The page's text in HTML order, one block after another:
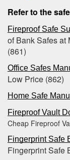
Refer to the
Fireproof Safe
of Bank Safes at
(861)
Office Safes
Low Price (862)
Home Safe
Fireproof Vault
Cheap Fireproof
Fingerprint Safe
Fingerprint Safe